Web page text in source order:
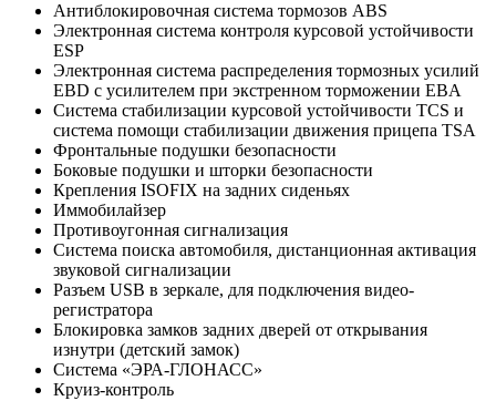
Антиблокировочная система тормозов ABS
Электронная система контроля курсовой устойчивости
ESP
Электронная система распределения тормозных усилий
EBD с усилителем при экстренном торможении EBA
Система стабилизации курсовой устойчивости TCS и
система помощи стабилизации движения прицепа TSA
Фронтальные подушки безопасности
Боковые подушки и шторки безопасности
Крепления ISOFIX на задних сиденьях
Иммобилайзер
Противоугонная сигнализация
Система поиска автомобиля, дистанционная активация
звуковой сигнализации
Разъем USB в зеркале, для подключения видео-
регистратора
Блокировка замков задних дверей от открывания
изнутри (детский замок)
Система «ЭРА-ГЛОНАСС»
Круиз-контроль